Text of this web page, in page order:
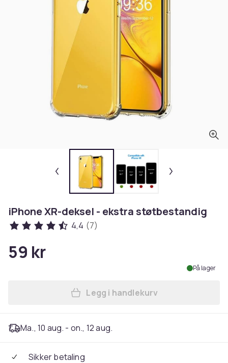
iPhone XR-deksel - ekstra støtbestandig
4,4 (7)
59 kr
På lager
Legg iPhone XR-deksel -
Legg i handlekurv
Ma., 10 aug. - on., 12 aug.
Sikker betaling